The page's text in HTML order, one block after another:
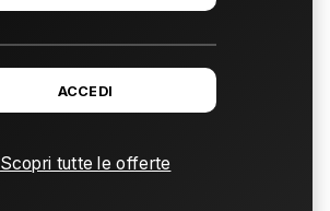
ACCEDI
Scopri tutte le offerte